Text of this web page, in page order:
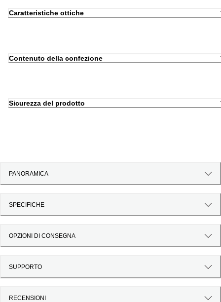
Caratteristiche ottiche
Contenuto della confezione
Sicurezza del prodotto
PANORAMICA
SPECIFICHE
OPZIONI DI CONSEGNA
SUPPORTO
RECENSIONI